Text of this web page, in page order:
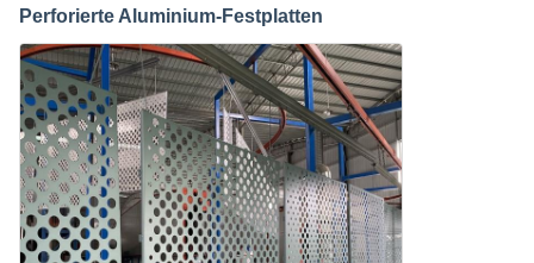
Perforierte Aluminium-Festplatten